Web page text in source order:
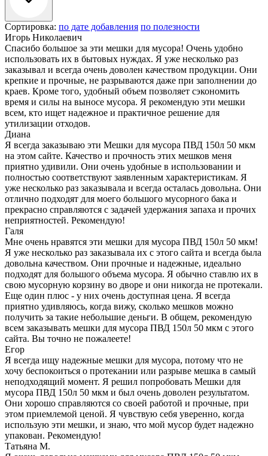
Сортировка: по дате добавления по полезности
Игорь Николаевич
Спасибо большое за эти мешки для мусора! Очень удобно
использовать их в бытовых нуждах. Я уже несколько раз
заказывал и всегда очень доволен качеством продукции. Они
крепкие и прочные, не разрываются даже при заполнении до
краев. Кроме того, удобный объем позволяет сэкономить
время и силы на выносе мусора. Я рекомендую эти мешки
всем, кто ищет надежное и практичное решение для
утилизации отходов.
Диана
Я всегда заказываю эти Мешки для мусора ПВД 150л 50 мкм
на этом сайте. Качество и прочность этих мешков меня
приятно удивили. Они очень удобные в использовании и
полностью соответствуют заявленным характеристикам. Я
уже несколько раз заказывала и всегда осталась довольна. Они
отлично подходят для моего большого мусорного бака и
прекрасно справляются с задачей удержания запаха и прочих
неприятностей. Рекомендую!
Галя
Мне очень нравятся эти мешки для мусора ПВД 150л 50 мкм!
Я уже несколько раз заказывала их с этого сайта и всегда была
довольна качеством. Они прочные и надежные, идеально
подходят для большого объема мусора. Я обычно ставлю их в
свою мусорную корзину во дворе и они никогда не протекали.
Еще один плюс - у них очень доступная цена. Я всегда
приятно удивляюсь, когда вижу, сколько мешков можно
получить за такие небольшие деньги. В общем, рекомендую
всем заказывать мешки для мусора ПВД 150л 50 мкм с этого
сайта. Вы точно не пожалеете!
Егор
Я всегда ищу надежные мешки для мусора, потому что не
хочу беспокоиться о протекании или разрыве мешка в самый
неподходящий момент. Я решил попробовать Мешки для
мусора ПВД 150л 50 мкм и был очень доволен результатом.
Они хорошо справляются со своей работой и прочные, при
этом приемлемой ценой. Я чувствую себя уверенно, когда
использую эти мешки, и знаю, что мой мусор будет надежно
упакован. Рекомендую!
Татьяна М.